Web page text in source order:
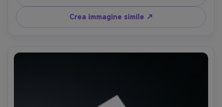
Crea immagine simile ↗